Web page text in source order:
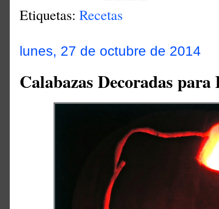
Etiquetas: Recetas
lunes, 27 de octubre de 2014
Calabazas Decoradas para